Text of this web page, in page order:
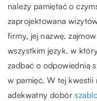
należy pamiętać o
zaprojektowana
firmy, jej nazwę,
wszystkim język, w
zadbać o odpowiednią
w pamięć. W tej kwestii
adekwatny dobór